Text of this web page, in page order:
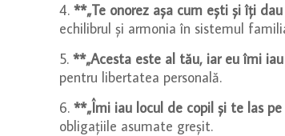
4. **„Te onorez așa cum ești și îți
echilibrul și armonia în sistemul
5. **„Acesta este al tău, iar eu îmi
pentru libertatea personală.
6. **„Îmi iau locul de copil și te las
obligațiile asumate greșit.